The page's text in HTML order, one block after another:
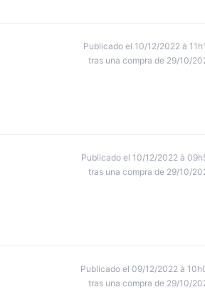
Publicado el 10/12/2022 à
tras una compra de 29/10/
Publicado el 10/12/2022 à
tras una compra de 29/10/
Publicado el 09/12/2022 à
tras una compra de 29/10/